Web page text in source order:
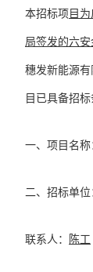
本招标项目为
局签发的六
穗发新能源
目已具备招
一、项目名称
二、招标单位
联系人： 陈工